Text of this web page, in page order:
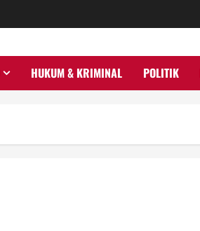
HUKUM & KRIMINAL POLITIK